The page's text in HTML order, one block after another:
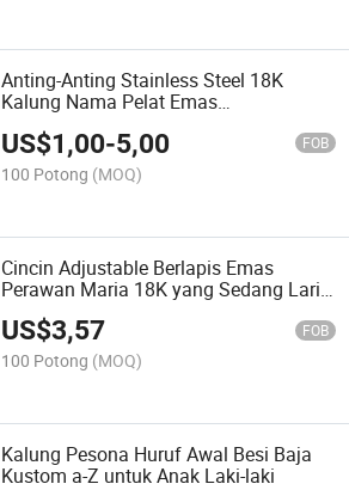
Anting-Anting Stainless Steel 18K
Kalung Nama Pelat Emas
Personalisasi Nama Kustom
US$1,00-5,00 FOB
100 Potong (MOQ)
Cincin Adjustable Berlapis Emas
Perawan Maria 18K yang Sedang Laris
untuk Wanita
US$3,57 FOB
100 Potong (MOQ)
Kalung Pesona Huruf Awal Besi Baja
Kustom a-Z untuk Anak Laki-laki